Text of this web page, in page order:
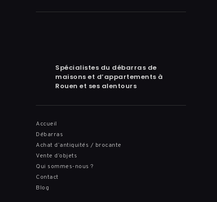
Spécialistes du débarras de
maisons et d’appartements à
Rouen et ses alentours
Accueil
Débarras
Achat d’antiquités / brocante
Vente d’objets
Qui sommes-nous ?
Contact
Blog